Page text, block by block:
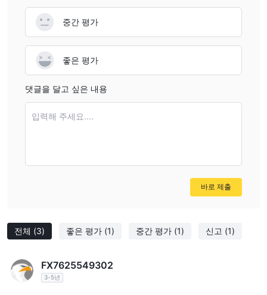
전체 (3) 좋은 평가 (1) 중간 평가 (1) 신고 (1)
FX7625549302
3-5년
중간 평가
좋은 평가
댓글을 달고 싶은 내용
입력해 주세요....
바로 제출